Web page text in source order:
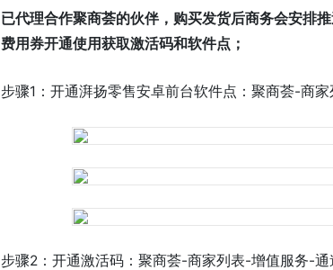
已代理合作聚商荟的伙伴，购买发货后商务会安排
费用券开通使用获取激活码和软件点；
步骤1：开通湃扬零售安卓前台软件点：聚商荟-商
步骤2：开通激活码：聚商荟-商家列表-增值服务-